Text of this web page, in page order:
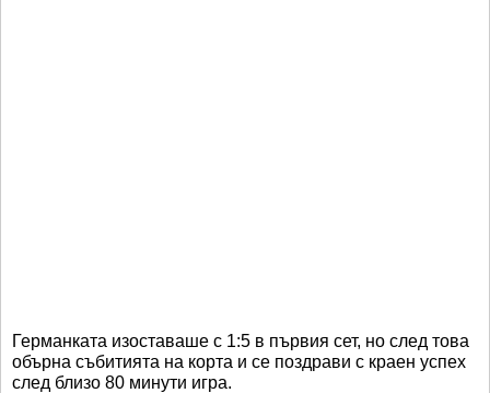
Германката изоставаше с 1:5 в първия сет, но след това
обърна събитията на корта и се поздрави с краен успех
след близо 80 минути игра.